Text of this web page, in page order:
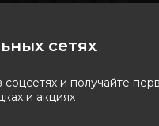
сетях
и получайте
и акциях